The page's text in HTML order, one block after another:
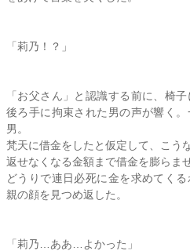
「 莉乃 ！？」
「お父さん」と認識する前に、椅
後ろ手に拘束された男の声が響く
男。
梵天に借金をしたと仮定して、こう
返せなくなる金額まで借金を膨らま
どうりで連日必死に金を求めてくる
親の顔を見つめ返した。
「 莉乃 …ああ…よかった」